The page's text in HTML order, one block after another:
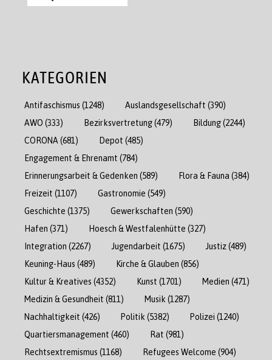
KATEGORIEN
Antifaschismus (1248) Auslandsgesellschaft (390)
AWO (333) Bezirksvertretung(479) Bildung(2244)
CORONA (681) Depot (485)
Engagement & Ehrenamt (784)
Erinnerungsarbeit & Gedenken (589) Flora & Fauna (384)
Freizeit (1107) Gastronomie (549)
Geschichte (1375) Gewerkschaften (590)
Hafen (371) Hoesch & Westfalenhütte (327)
Integration (2267) Jugendarbeit (1675) Justiz(489)
Keuning-Haus (489) Kirche & Glauben (856)
Kultur & Kreatives (4352) Kunst (1701) Medien (471)
Medizin & Gesundheit (811) Musik (1287)
Nachhaltigkeit (426) Politik (5382) Polizei (1240)
Quartiersmanagement (460) Rat (981)
Rechtsextremismus (1168) Refugees Welcome (904)